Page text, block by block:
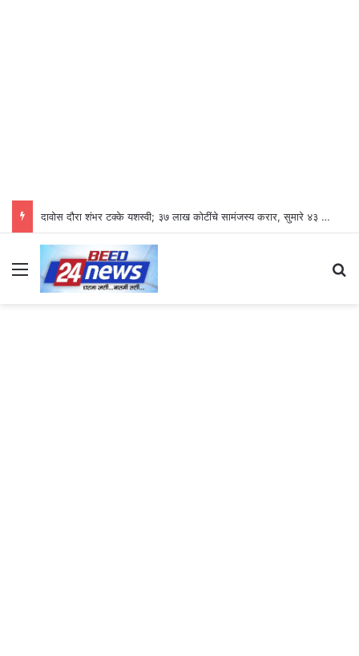
दावोस दौरा शंभर टक्के यशस्वी; ३७ लाख कोटींचे सामंजस्य करार, सुमारे ४३ लाख रोजगारनिर्मिती – उद्योगमंत्री डॉ. उदय सामंत
Menu